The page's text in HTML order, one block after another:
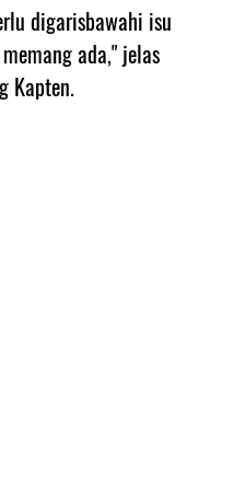
digarisbawahi isu
ada," jelas
Kapten.